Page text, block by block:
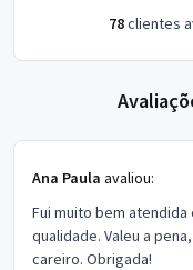
78clientes
Ana Paula avaliou:
Fui muito bem
qualidade. Valeu a
careiro. Obrigada!